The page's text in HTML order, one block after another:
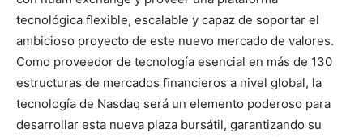
tecnológica ﬂexible, escalable y capaz de soportar el
ambicioso proyecto de este nuevo mercado de valores.
Como proveedor de tecnología esencial en más de 130
estructuras de mercados ﬁnancieros a nivel global, la
tecnología de Nasdaq será un elemento poderoso para
desarrollar esta nueva plaza bursátil, garantizando su